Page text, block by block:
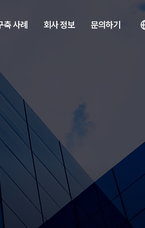
축 사례 회사 정보 문의하기